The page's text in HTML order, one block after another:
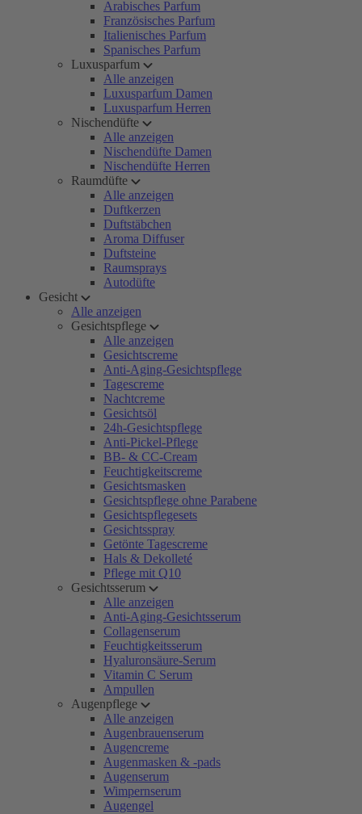
Arabisches Parfum
Französisches Parfum
Italienisches Parfum
Spanisches Parfum
Luxusparfum
Alle anzeigen
Luxusparfum Damen
Luxusparfum Herren
Nischendüfte
Alle anzeigen
Nischendüfte Damen
Nischendüfte Herren
Raumdüfte
Alle anzeigen
Duftkerzen
Duftstäbchen
Aroma Diffuser
Duftsteine
Raumsprays
Autodüfte
Gesicht
Alle anzeigen
Gesichtspflege
Alle anzeigen
Gesichtscreme
Anti-Aging-Gesichtspflege
Tagescreme
Nachtcreme
Gesichtsöl
24h-Gesichtspflege
Anti-Pickel-Pflege
BB- & CC-Cream
Feuchtigkeitscreme
Gesichtsmasken
Gesichtspflege ohne Parabene
Gesichtspflegesets
Gesichtsspray
Getönte Tagescreme
Hals & Dekolleté
Pflege mit Q10
Gesichtsserum
Alle anzeigen
Anti-Aging-Gesichtsserum
Collagenserum
Feuchtigkeitsserum
Hyaluronsäure-Serum
Vitamin C Serum
Ampullen
Augenpflege
Alle anzeigen
Augenbrauenserum
Augencreme
Augenmasken & -pads
Augenserum
Wimpernserum
Augengel